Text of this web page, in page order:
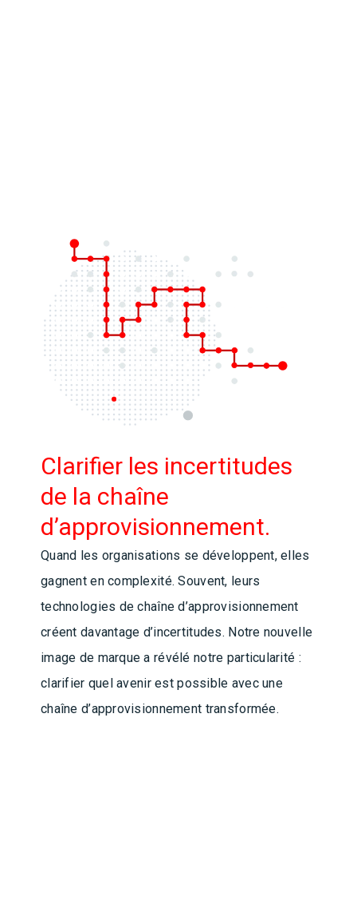
Clarifier les incertitudes
de la chaîne
d’approvisionnement.
Quand les organisations se développent, elles
gagnent en complexité. Souvent, leurs
technologies de chaîne d’approvisionnement
créent davantage d’incertitudes. Notre nouvelle
image de marque a révélé notre particularité :
clarifier quel avenir est possible avec une
chaîne d’approvisionnement transformée.